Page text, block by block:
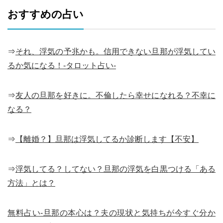
おすすめの占い
⇒それ、浮気の予兆かも。信用できない旦那が浮気してい
るか気になる！-タロット占い-
⇒友人の旦那を好きに。不倫したら幸せになれる？不幸に
なる？
⇒ 【離婚？】旦那は浮気してるか診断します【不安】
⇒浮気してる？してない？旦那の浮気を白黒つける「ある
方法」とは？
無料占い-旦那の本心は？夫の現状と気持ちが今すぐ分か